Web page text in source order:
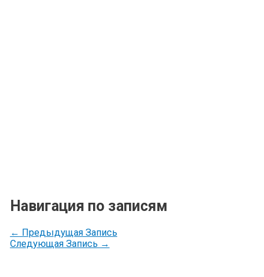
Навигация по записям
← Предыдущая Запись
Следующая Запись →